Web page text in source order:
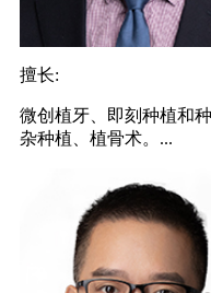
擅长:
微创植牙、即刻种植和
杂种植、植骨术。...